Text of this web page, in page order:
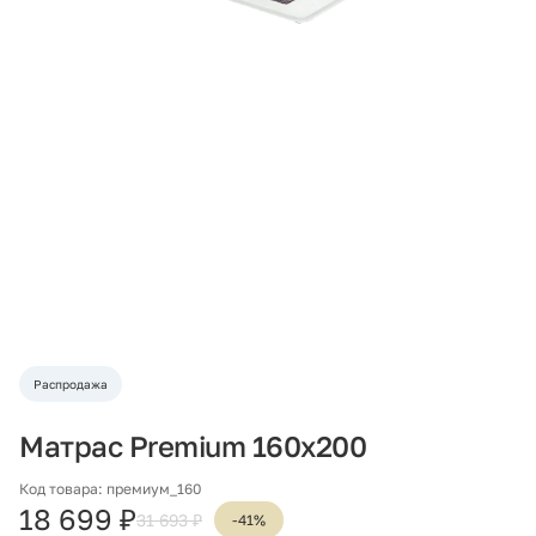
Распродажа
Матрас Premium 160х200
Код товара: премиум_160
18 699 ₽31 693 ₽ -41%